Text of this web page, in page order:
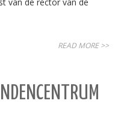
READ MORE >>